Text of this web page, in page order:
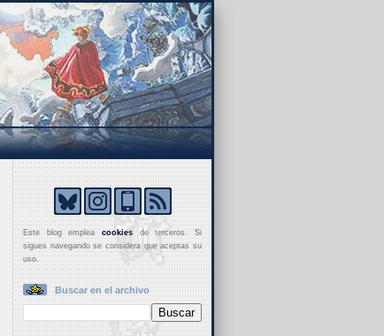
Este blog empleacookies de terceros. Si
sigues navegando se considera que aceptas su
uso.
Buscar en el archivo